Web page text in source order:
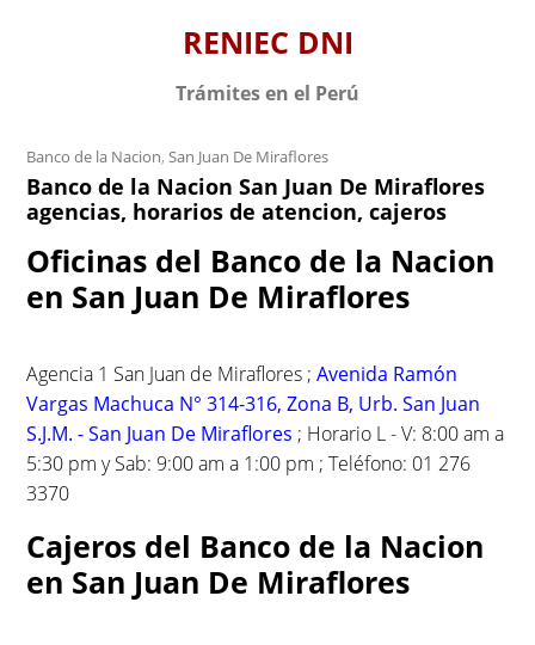
RENIEC DNI
Trámites en el Perú
Banco de la Nacion,San Juan De Miraflores
Banco de la Nacion San Juan De Miraflores
agencias, horarios de atencion, cajeros
Oficinas del Banco de la Nacion
en San Juan De Miraflores
Agencia 1 San Juan de Miraflores ;Avenida Ramón
Vargas Machuca N° 314-316, Zona B, Urb. San Juan
S.J.M. - San Juan De Miraflores ; Horario L - V: 8:00 am a
5:30 pm y Sab: 9:00 am a 1:00 pm ; Teléfono: 01 276
3370
Cajeros del Banco de la Nacion
en San Juan De Miraflores